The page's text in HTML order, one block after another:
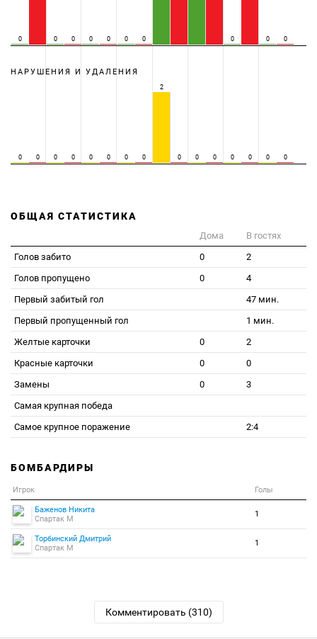
0 0 0 0 0 0 0 0 0 0
НАРУШЕНИЯ И УДАЛЕНИЯ
0 0 0 0 0 0 0 0
2
0 0 0 0 0 0 0
ОБЩАЯ СТАТИСТИКА
Дома
В гостях
Голов забито
0
2
Голов пропущено
0
4
Первый забитый гол
47 мин.
Первый пропущенный гол
1 мин.
Желтые карточки
0
2
Красные карточки
0
0
Замены
0
3
Самая крупная победа
Самое крупное поражение
2:4
БОМБАРДИРЫ
Игрок Голы
Баженов Никита
Спартак М
1
Торбинский Дмитрий
Спартак М
1
Комментировать (310)